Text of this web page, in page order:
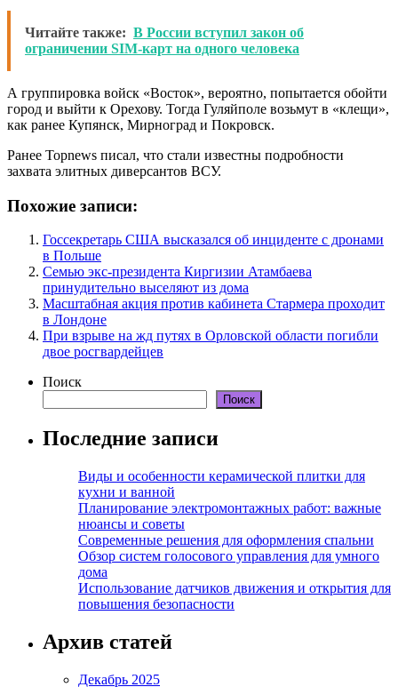
Читайте также: В России вступил закон об
ограничении SIM-карт на одного человека
А группировка войск «Восток», вероятно, попытается обойти
город и выйти к Орехову. Тогда Гуляйполе возьмут в «клещи»,
как ранее Купянск, Мирноград и Покровск.
Ранее Topnews писал, что стали известны подробности
захвата элитных диверсантов ВСУ.
Похожие записи:
Госсекретарь США высказался об инциденте с дронами
в Польше
Семью экс-президента Киргизии Атамбаева
принудительно выселяют из дома
Масштабная акция против кабинета Стармера проходит
в Лондоне
При взрыве на жд путях в Орловской области погибли
двое росгвардейцев
Поиск
Поиск
Последние записи
Виды и особенности керамической плитки для
кухни и ванной
Планирование электромонтажных работ: важные
нюансы и советы
Современные решения для оформления спальни
Обзор систем голосового управления для умного
дома
Использование датчиков движения и открытия для
повышения безопасности
Архив статей
Декабрь 2025